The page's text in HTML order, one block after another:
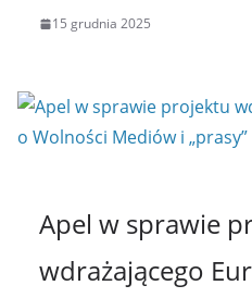
15 grudnia 2025
Apel w sprawie
wdrażającego